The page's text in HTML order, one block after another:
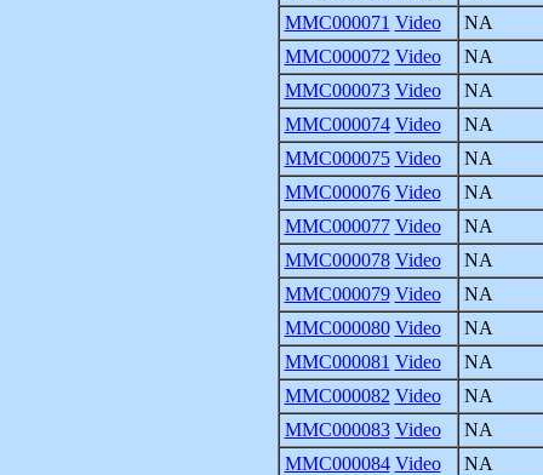
MMC000071 Video
NA
MMC000072 Video
NA
MMC000073 Video
NA
MMC000074 Video
NA
MMC000075 Video
NA
MMC000076 Video
NA
MMC000077 Video
NA
MMC000078 Video
NA
MMC000079 Video
NA
MMC000080 Video
NA
MMC000081 Video
NA
MMC000082 Video
NA
MMC000083 Video
NA
MMC000084 Video
NA